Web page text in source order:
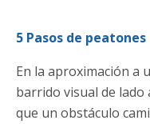
5 Pasos de peatones
En la aproximación a
barrido visual de lado
que un obstáculo